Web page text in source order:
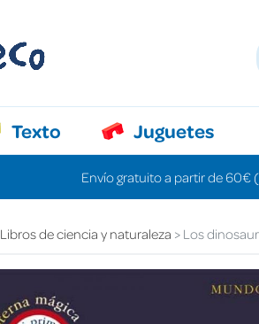
Texto Juguetes
Envío gratuito a partir de 60€
Libros de ciencia y naturaleza Los